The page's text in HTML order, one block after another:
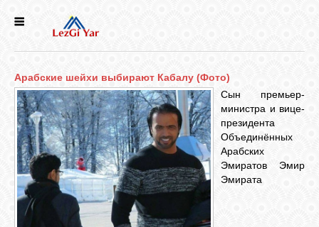
СЕЛА
ИСТОРИЯ
КУЛЬТУРА
ГОЛОС
Арабские шейхи выбирают Кабалу (Фото)
Сын премьер-
министра и вице-
президента
Объединённых
Арабских
Эмиратов Эмир
Эмирата